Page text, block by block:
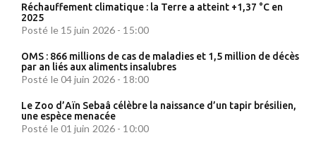
Réchauffement climatique : la Terre a atteint +1,37 °C en
2025
Posté le 15 juin 2026 - 15:00
OMS : 866 millions de cas de maladies et 1,5 million de décès
par an liés aux aliments insalubres
Posté le 04 juin 2026 - 18:00
Le Zoo d’Aïn Sebaâ célèbre la naissance d’un tapir brésilien,
une espèce menacée
Posté le 01 juin 2026 - 10:00